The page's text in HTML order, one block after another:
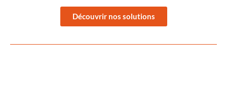
Découvrir nos solutions